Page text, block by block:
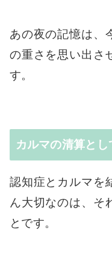
あの夜の記憶は、
の重さを思い出さ
す。
カルマの清算と
認知症とカルマを
ん大切なのは、そ
とです。